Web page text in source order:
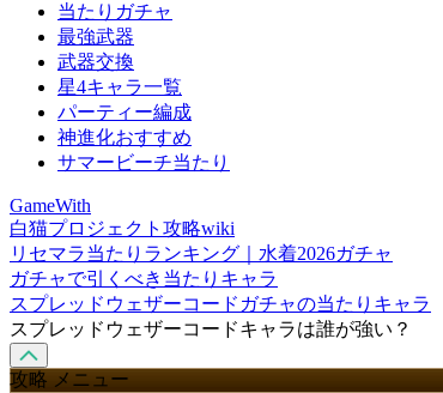
当たりガチャ
最強武器
武器交換
星4キャラ一覧
パーティー編成
神進化おすすめ
サマービーチ当たり
GameWith
白猫プロジェクト攻略wiki
リセマラ当たりランキング｜水着2026ガチャ
ガチャで引くべき当たりキャラ
スプレッドウェザーコードガチャの当たりキャラ
スプレッドウェザーコードキャラは誰が強い？
攻略 メニュー